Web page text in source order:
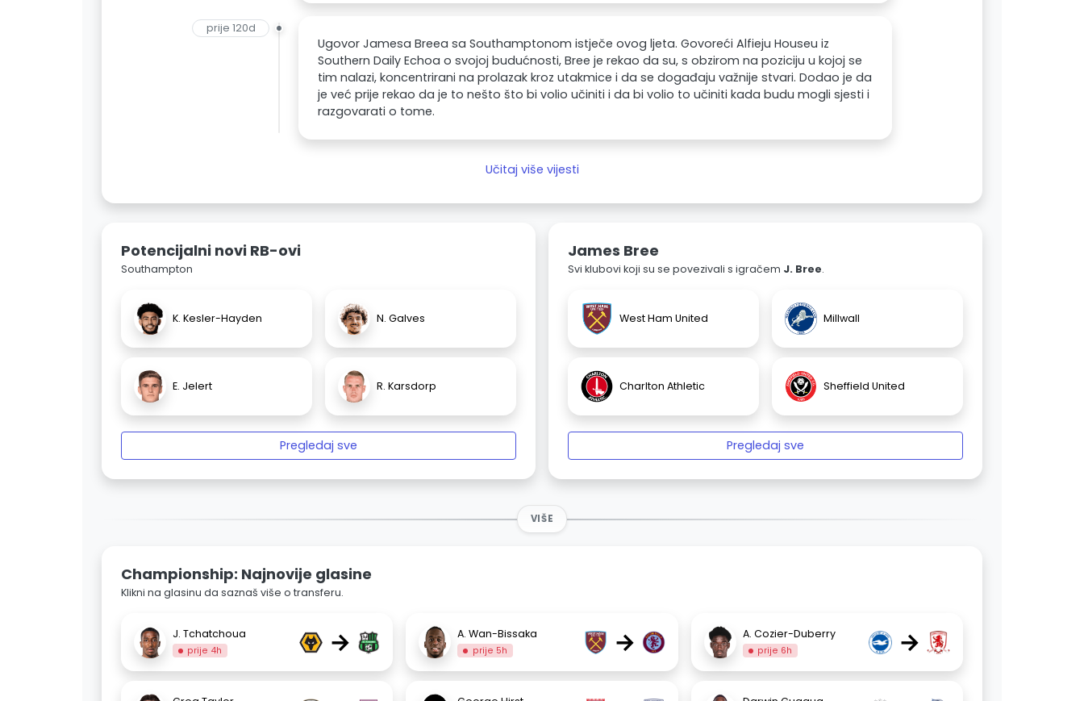
prije 120d
Ugovor Jamesa Breea sa Southamptonom istječe ovog ljeta. Govoreći Alfieju Houseu iz
Southern Daily Echoa o svojoj budućnosti, Bree je rekao da su, s obzirom na poziciju u kojoj se
tim nalazi, koncentrirani na prolazak kroz utakmice i da se događaju važnije stvari. Dodao je da
je već prije rekao da je to nešto što bi volio učiniti i da bi volio to učiniti kada budu mogli sjesti i
razgovarati o tome.
Učitaj više vijesti
Potencijalni novi RB-ovi
Southampton
K. Kesler-Hayden N. Galves
E. Jelert R. Karsdorp
Pregledaj sve
James Bree
Svi klubovi koji su se povezivali s igračem J. Bree.
West Ham United Millwall
Charlton Athletic Sheffield United
Pregledaj sve
VIŠE
Championship: Najnovije glasine
Klikni na glasinu da saznaš više o transferu.
J. Tchatchoua
prije 4h → A. Wan-Bissaka
prije 5h → A. Cozier-Duberry
prije 6h →